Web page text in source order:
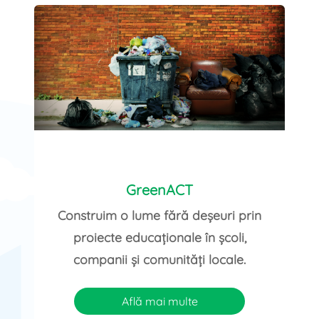
GreenACT
Construim o lume fără deșeuri prin
proiecte educaționale în școli,
companii și comunități locale.
Află mai multe